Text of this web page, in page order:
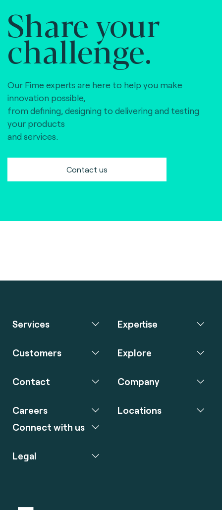
Share your
challenge.
Our Fime experts are here to help you make
innovation possible,
from defining, designing to delivering and testing
your products
and services.
Contact us
Services Expertise
Customers Explore
Contact Company
Careers
Connect with us
Locations
Legal